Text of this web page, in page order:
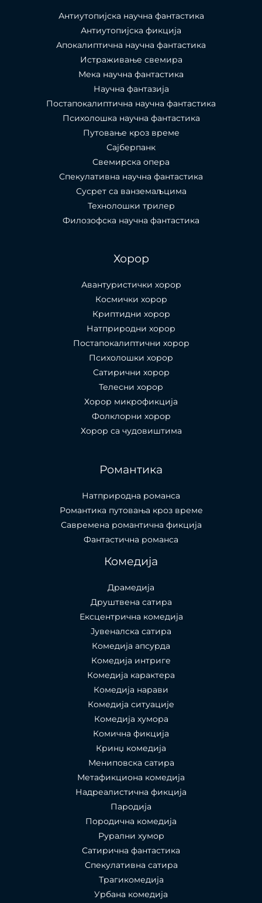
Антиутопијска научна фантастика
Антиутопијска фикција
Апокалиптична научна фантастика
Истраживање свемира
Мека научна фантастика
Научна фантазија
Постапокалиптична научна фантастика
Психолошка научна фантастика
Путовање кроз време
Сајберпанк
Свемирска опера
Спекулативна научна фантастика
Сусрет са ванземаљцима
Технолошки трилер
Филозофска научна фантастика
Хорор
Авантуристички хорор
Космички хорор
Криптидни хорор
Натприродни хорор
Постапокалиптични хорор
Психолошки хорор
Сатирични хорор
Телесни хорор
Хорор микрофикција
Фолклорни хорор
Хорор са чудовиштима
Романтика
Натприродна романса
Романтика путовања кроз време
Савремена романтична фикција
Фантастична романса
Комедија
Драмедија
Друштвена сатира
Ексцентрична комедија
Јувеналска сатира
Комедија апсурда
Комедија интриге
Комедија карактера
Комедија нарави
Комедија ситуације
Комедија хумора
Комична фикција
Кринџ комедија
Мениповска сатира
Метафикциона комедија
Надреалистична фикција
Пародија
Породична комедија
Рурални хумор
Сатирична фантастика
Спекулативна сатира
Трагикомедија
Урбана комедија